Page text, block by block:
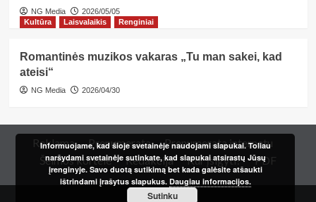
NG Media
2026/05/05
Kultūra
Laisvalaikis Renginiai
Romantinės muzikos vakaras „Tu man sakei, kad
ateisi“
NG Media 2026/04/30
Reklama Prenumerata
Prenumerata internetu
Šeimos kortelė
Redakcija Kur įsigyti? PDF
Informuojame, kad šioje svetainėje naudojami slapukai. Toliau
naršydami svetainėje sutinkate, kad slapukai atsirastų Jūsų
įrenginyje. Savo duotą sutikimą bet kada galėsite atšaukti
ištrindami įrašytus slapukus. Daugiau informacijos.
Sutinku